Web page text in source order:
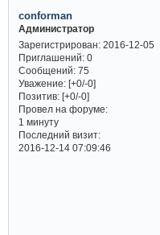
conforman
Администратор
Зарегистрирован: 2016-12-05
Приглашений:0
Сообщений:75
Уважение: [+0/-0]
Позитив: [+0/-0]
Провел на форуме:
1 минуту
Последний визит:
2016-12-14 07:09:46